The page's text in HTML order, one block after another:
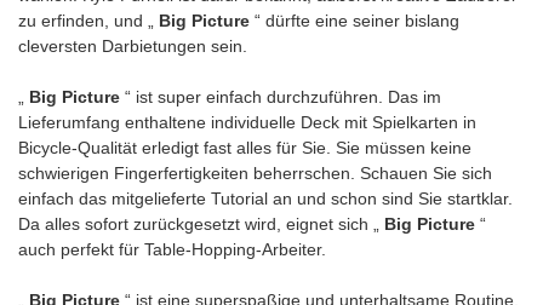
zu erfinden, und „ Big Picture “ dürfte eine seiner bislang
cleversten Darbietungen sein.
Big Picture “ ist super einfach durchzuführen. Das im
Lieferumfang enthaltene individuelle Deck mit Spielkarten in
Bicycle-Qualität erledigt fast alles für Sie. Sie müssen keine
schwierigen Fingerfertigkeiten beherrschen. Schauen Sie sich
einfach das mitgelieferte Tutorial an und schon sind Sie startklar.
Da alles sofort zurückgesetzt wird, eignet sich „ Big Picture “
auch perfekt für Table-Hopping-Arbeiter.
Big Picture “ ist eine superspaßige und unterhaltsame Routine,